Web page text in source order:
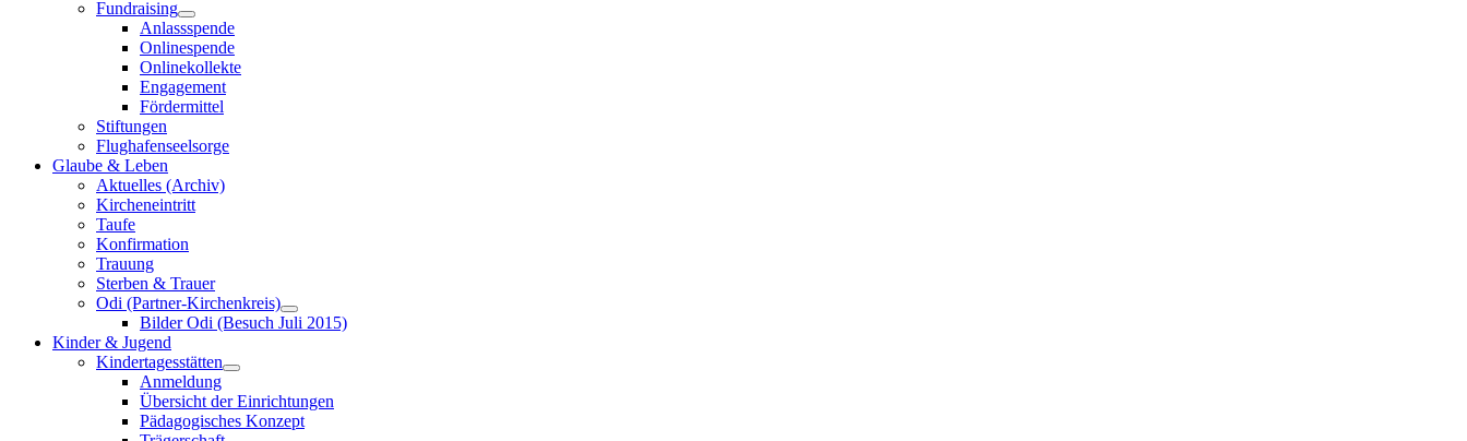
Fundraising
Anlassspende
Onlinespende
Onlinekollekte
Engagement
Fördermittel
Stiftungen
Flughafenseelsorge
Glaube & Leben
Aktuelles (Archiv)
Kircheneintritt
Taufe
Konfirmation
Trauung
Sterben & Trauer
Odi (Partner-Kirchenkreis)
Bilder Odi (Besuch Juli 2015)
Kinder & Jugend
Kindertagesstätten
Anmeldung
Übersicht der Einrichtungen
Pädagogisches Konzept